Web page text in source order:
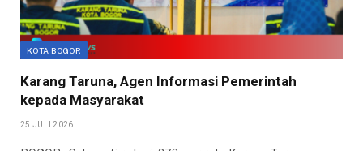
KOTA BOGOR
Karang Taruna, Agen Informasi Pemerintah
kepada Masyarakat
25 JULI 2026